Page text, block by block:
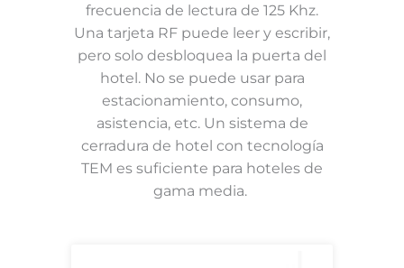
frecuencia de lectura de 125 Khz.
Una tarjeta RF puede leer y escribir,
pero solo desbloquea la puerta del
hotel. No se puede usar para
estacionamiento, consumo,
asistencia, etc. Un sistema de
cerradura de hotel con tecnología
TEM es suficiente para hoteles de
gama media.